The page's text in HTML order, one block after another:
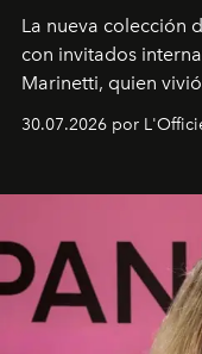
La nueva colección
con invitados
Marinetti, quien
30.07.2026 por